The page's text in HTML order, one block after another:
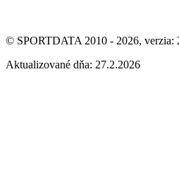
© SPORTDATA 2010 - 2026, verzia:
Aktualizované dňa: 27.2.2026